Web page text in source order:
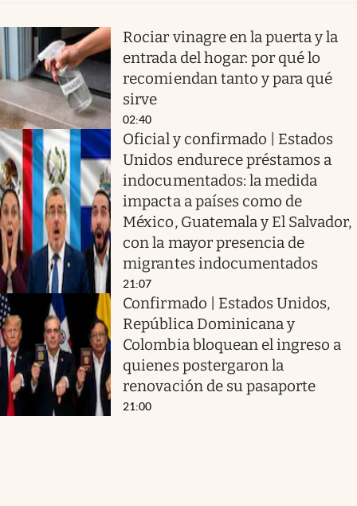
Rociar vinagre en la puerta y la
entrada del hogar: por qué lo
recomiendan tanto y para qué
sirve
02:40
Oficial y confirmado | Estados
Unidos endurece préstamos a
indocumentados: la medida
impacta a países como de
México, Guatemala y El Salvador,
con la mayor presencia de
migrantes indocumentados
21:07
Confirmado | Estados Unidos,
República Dominicana y
Colombia bloquean el ingreso a
quienes postergaron la
renovación de su pasaporte
21:00